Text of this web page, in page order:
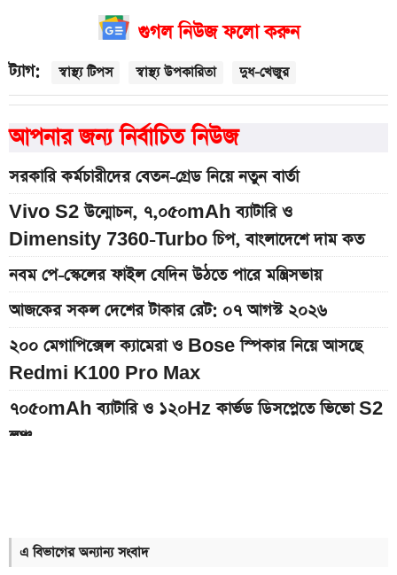
গুগল নিউজ ফলো করুন
ট্যাগ: স্বাস্থ্য টিপস স্বাস্থ্য উপকারিতা দুধ-খেজুর
আপনার জন্য নির্বাচিত নিউজ
সরকারি কর্মচারীদের বেতন-গ্রেড নিয়ে নতুন বার্তা
Vivo S2 উন্মোচন, ৭,০৫০mAh ব্যাটারি ও
Dimensity 7360-Turbo চিপ, বাংলাদেশে দাম কত
নবম পে-স্কেলের ফাইল যেদিন উঠতে পারে মন্ত্রিসভায়
আজকের সকল দেশের টাকার রেট: ০৭ আগস্ট ২০২৬
২০০ মেগাপিক্সেল ক্যামেরা ও Bose স্পিকার নিয়ে আসছে
Redmi K100 Pro Max
৭০৫০mAh ব্যাটারি ও ১২০Hz কার্ভড ডিসপ্লেতে ভিভো S2
লঞ্চ
কত
আগামী সপ্তাহেই সুখবর, বেতন-ইনক্রিমেট নিয়ে যা জানা গেল
এ বিভাগের অন্যান্য সংবাদ